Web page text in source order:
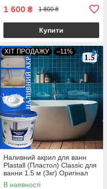
1 600 ₴ 1 800 ₴
Купити
ХІТ ПРОДАЖУ –11%
Наливний акрил для ванн
Plastall (Пластол) Classic для
ванни 1.5 м (3кг) Оригінал
Kings
В наявності